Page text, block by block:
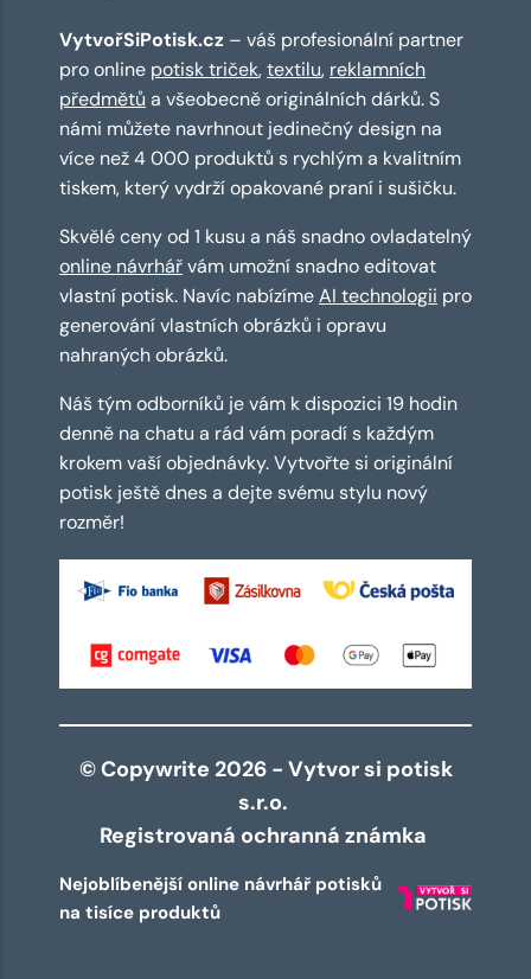
VytvořSiPotisk.cz – váš profesionální partner
pro online potisk triček,textilu, reklamních
předmětů a všeobecně originálních dárků. S
námi můžete navrhnout jedinečný design na
více než 4 000 produktů s rychlým a kvalitním
tiskem, který vydrží opakované praní i sušičku.
Skvělé ceny od 1 kusu a náš snadno ovladatelný
online návrhářvám umožní snadno editovat
vlastní potisk. Navíc nabízímeAI technologii pro
generování vlastních obrázků i opravu
nahraných obrázků.
Náš tým odborníků je vám k dispozici 19 hodin
denně na chatu a rád vám poradí s každým
krokem vaší objednávky. Vytvořte si originální
potisk ještě dnes a dejte svému stylu nový
rozměr!
© Copywrite 2026 - Vytvor si potisk
s.r.o.
Registrovaná ochranná známka
Nejoblíbenější online návrhář potisků
na tisíce produktů